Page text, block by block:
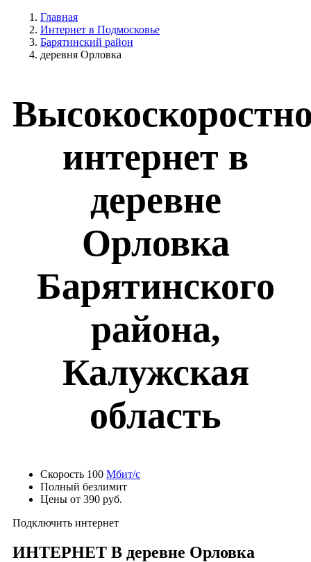
Главная
Интернет в Подмосковье
Барятинский район
деревня Орловка
интернет в
деревне
Орловка
Барятинского
района,
Калужская
область
Скорость 100 Мбит/с
Полный безлимит
Цены от 390 руб.
Подключить интернет
ИНТЕРНЕТ В деревне Орловка